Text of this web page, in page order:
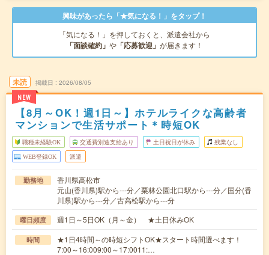
興味があったら「★気になる！」をタップ！
「気になる！」を押しておくと、派遣会社から
「面談確約」 や 「応募歓迎」 が届きます！
未読
NEW
掲載日 2026/08/05
【8月～OK！週1日～】ホテルライクな高齢者
マンションで生活サポート＊時短OK
職種未経験OK 交通費別途支給あり 土日祝日が休み 残業なし
WEB登録OK 派遣
勤務地
香川県高松市
元山(香川県)駅から---分／栗林公園北口駅から---分／国分(香
川県)駅から---分／古高松駅から---分
曜日頻度 週1日～5日OK（月～金） ★土日休みOK
時間
★1日4時間～の時短シフトOK★スタート時間選べます！
7:00～16:009:00～17:0011:…